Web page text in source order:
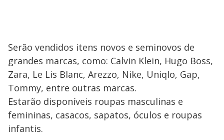
Serão vendidos itens novos e seminovos de
grandes marcas, como: Calvin Klein, Hugo Boss,
Zara, Le Lis Blanc, Arezzo, Nike, Uniqlo, Gap,
Tommy, entre outras marcas.
Estarão disponíveis roupas masculinas e
femininas, casacos, sapatos, óculos e roupas
infantis.